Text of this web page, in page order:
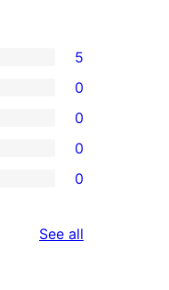
5
0
0
0
0
See all